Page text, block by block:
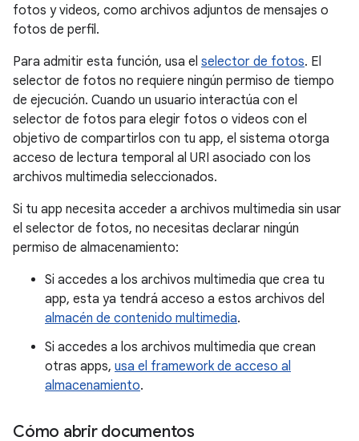
fotos y videos, como archivos adjuntos de mensajes o
fotos de perfil.
Para admitir esta función, usa el selector de fotos. El
selector de fotos no requiere ningún permiso de tiempo
de ejecución. Cuando un usuario interactúa con el
selector de fotos para elegir fotos o videos con el
objetivo de compartirlos con tu app, el sistema otorga
acceso de lectura temporal al URI asociado con los
archivos multimedia seleccionados.
Si tu app necesita acceder a archivos multimedia sin usar
el selector de fotos, no necesitas declarar ningún
permiso de almacenamiento:
Si accedes a los archivos multimedia que crea tu
app, esta ya tendrá acceso a estos archivos del
almacén de contenido multimedia.
Si accedes a los archivos multimedia que crean
otras apps, usa el framework de acceso al
almacenamiento.
Cómo abrir documentos